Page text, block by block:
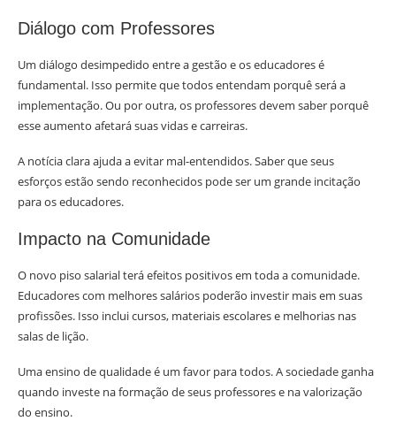
Diálogo com Professores
Um diálogo desimpedido entre a gestão e os educadores é
fundamental. Isso permite que todos entendam porquê será a
implementação. Ou por outra, os professores devem saber porquê
esse aumento afetará suas vidas e carreiras.
A notícia clara ajuda a evitar mal-entendidos. Saber que seus
esforços estão sendo reconhecidos pode ser um grande incitação
para os educadores.
Impacto na Comunidade
O novo piso salarial terá efeitos positivos em toda a comunidade.
Educadores com melhores salários poderão investir mais em suas
profissões. Isso inclui cursos, materiais escolares e melhorias nas
salas de lição.
Uma ensino de qualidade é um favor para todos. A sociedade ganha
quando investe na formação de seus professores e na valorização
do ensino.